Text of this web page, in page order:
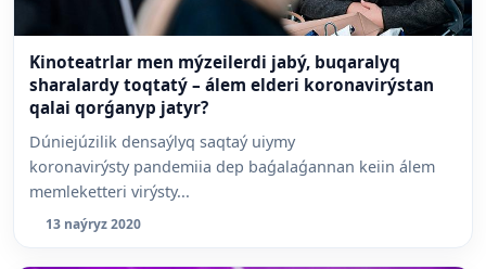
Kinoteatrlar men mýzeilerdi jabý, buqaralyq
sharalardy toqtatý – álem elderi koronavirýstan
qalai qorǵanyp jatyr?
Dúniejúzilik densaýlyq saqtaý uiymy
koronavirýsty pandemiia dep baǵalaǵannan keiin álem
memleketteri virýsty...
13 naýryz 2020